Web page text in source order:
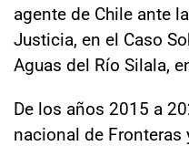
agente de Chile ante
Justicia, en el Caso
Aguas del Río Silala,
De los años 2015 a
nacional de Fronteras